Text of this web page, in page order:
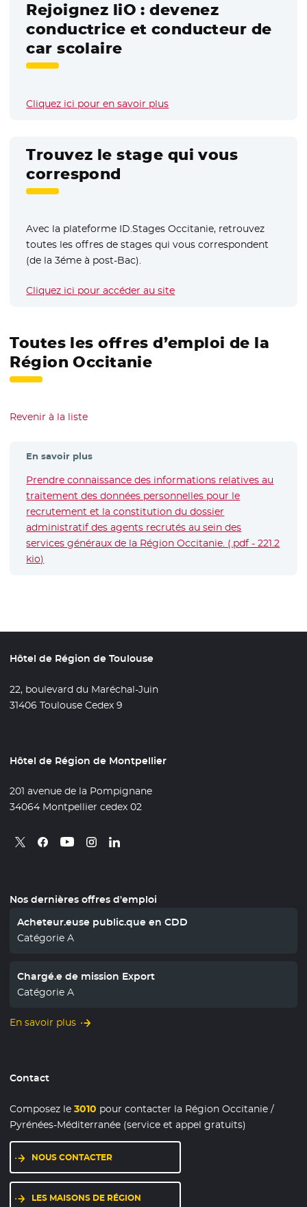
Rejoignez liO : devenez
conductrice et conducteur de
car scolaire
Cliquez ici pour en savoir plus
Trouvez le stage qui vous
correspond
Avec la plateforme ID.Stages Occitanie, retrouvez
toutes les offres de stages qui vous correspondent
(de la 3éme à post-Bac).
Cliquez ici pour accéder au site
Toutes les offres d’emploi de la
Région Occitanie
Revenir à la liste
En savoir plus
Prendre connaissance des informations relatives au
traitement des données personnelles pour le
recrutement et la constitution du dossier
administratif des agents recrutés au sein des
services généraux de la Région Occitanie. (.pdf - 221.2
kio)
Hôtel de Région de Toulouse
22, boulevard du Maréchal-Juin
31406 Toulouse Cedex 9
Hôtel de Région de Montpellier
201 avenue de la Pompignane
34064 Montpellier cedex 02
Retrouvez nous sur X
- Nouvelle fenêtre
Retrouvez nous sur Facebook
- Nouvelle fenêtre
Retrouvez nous sur Youtube
- Nouvelle fenêtre
Retrouvez nous sur Instagram
- Nouvelle fenêtre
Retrouvez nous sur Linkedin
- Nouvelle fenêtre
Nos dernières offres d'emploi
Acheteur.euse public.que en CDD
Catégorie A
Chargé.e de mission Export
Catégorie A
En savoir plus
Contact
Composez le3010 pour contacter la Région Occitanie /
Pyrénées-Méditerranée (service et appel gratuits)
NOUS CONTACTER
LES MAISONS DE RÉGION